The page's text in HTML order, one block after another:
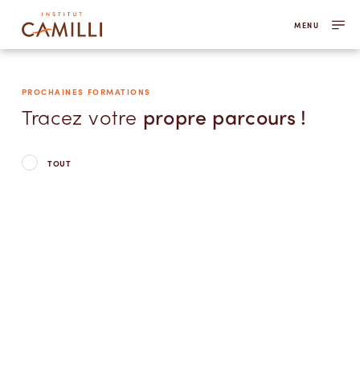
MENU
PROCHAINES FORMATIONS
Tracez votre propre parcours !
TOUT